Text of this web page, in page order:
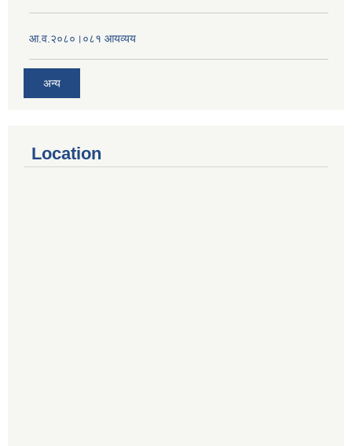
आ.व.२०८०।०८१ आयव्यय
अन्य
Location